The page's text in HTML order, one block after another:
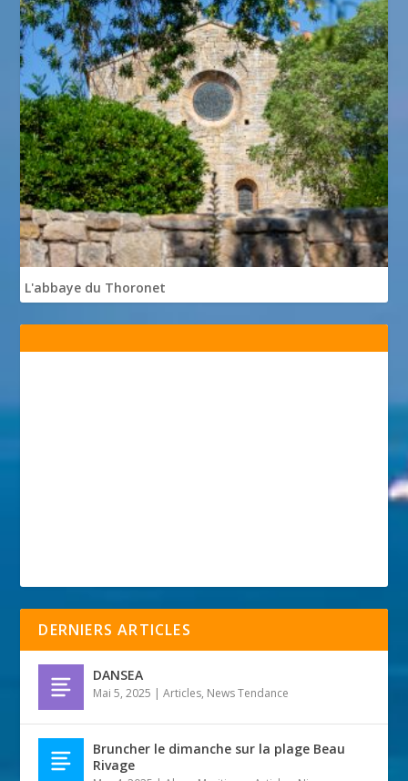
L'abbaye du Thoronet
DERNIERS ARTICLES
DANSEA
Mai 5, 2025 |Articles, News Tendance
Bruncher le dimanche sur la plage Beau
Rivage